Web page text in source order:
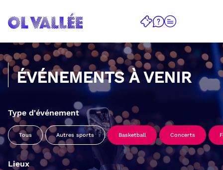
ÉVÉNEMENTS À VENIR
Type d'événement
Tous Autres sports Basketball Concerts
Lieux